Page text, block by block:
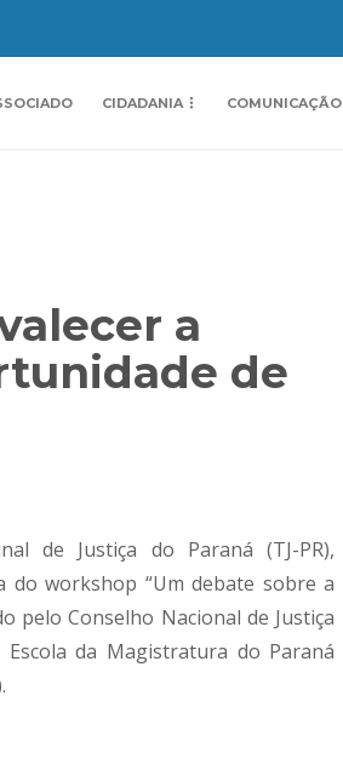
CIDADANIA COMUNICAÇÃO
a
de
de Justiça do Paraná (TJ-PR),
do workshop “Um debate sobre a
pelo Conselho Nacional de Justiça
da Magistratura do Paraná